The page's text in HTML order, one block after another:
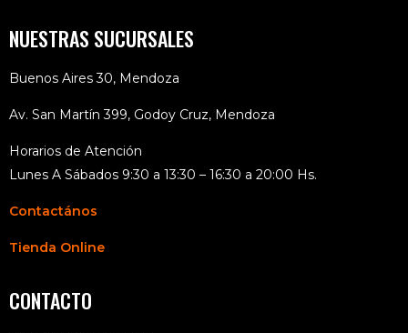
NUESTRAS SUCURSALES
Buenos Aires 30, Mendoza
Av. San Martín 399, Godoy Cruz, Mendoza
Horarios de Atención
Lunes A Sábados 9:30 a 13:30 – 16:30 a 20:00 Hs.
Contactános
Tienda Online
CONTACTO